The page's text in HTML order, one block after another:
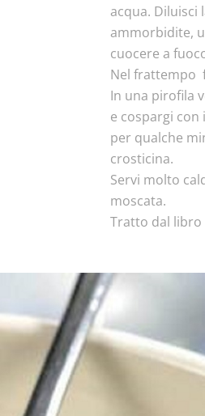
acqua. Diluisci
ammorbidite,
cuocere a
Nel frattempo
In una pirofila
e cospargi con
per qualche
crosticina.
Servi molto
moscata.
Tratto dal libro